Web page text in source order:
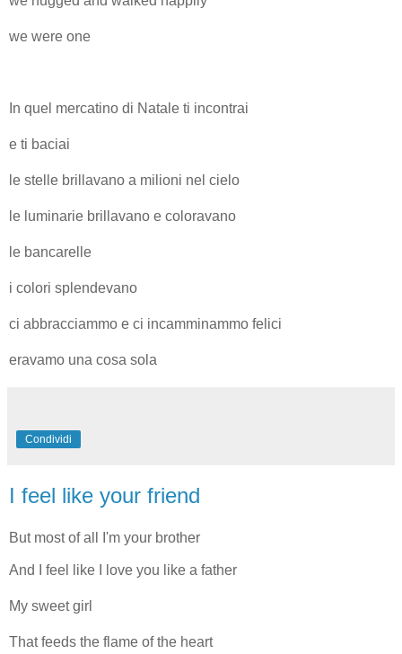
we were one
In quel mercatino di Natale ti incontrai
e ti baciai
le stelle brillavano a milioni nel cielo
le luminarie brillavano e coloravano
le bancarelle
i colori splendevano
ci abbracciammo e ci incamminammo felici
eravamo una cosa sola
Condividi
I feel like your friend
But most of all I'm your brother
And I feel like I love you like a father
My sweet girl
That feeds the flame of the heart